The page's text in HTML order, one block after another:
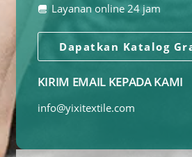
Layanan online 24 jam
Dapatkan Katalog
KIRIM EMAIL KEPADA KAMI
info@yixitextile.com